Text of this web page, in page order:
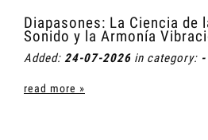
Diapasones: La Ciencia de
Sonido y la Armonía
Added: 24-07-2026 in category: -
read more »